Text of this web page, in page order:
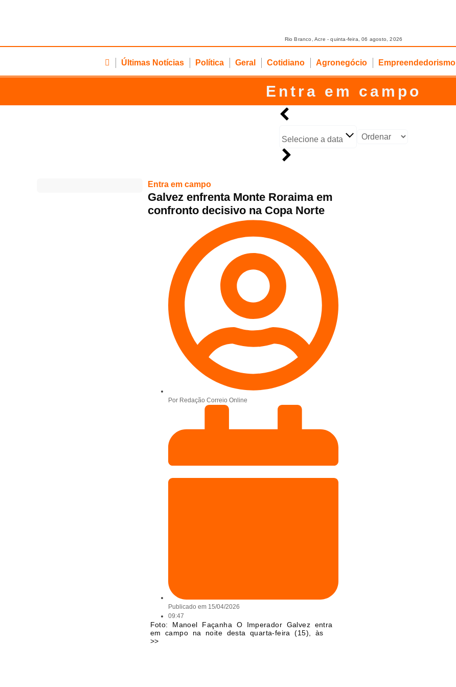
Rio Branco, Acre - quinta-feira, 06 agosto, 2026
Últimas Notícias Política Geral Cotidiano Agronegócio Empreendedorismo
Entra em campo
Selecione a data
Entra em campo
Galvez enfrenta Monte Roraima em
confronto decisivo na Copa Norte
Por Redação Correio Online
Publicado em 15/04/2026
09:47
Foto: Manoel Façanha O Imperador Galvez entra
em campo na noite desta quarta-feira (15), às
>>